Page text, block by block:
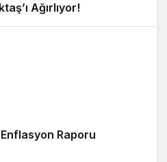
Ağırlıyor!
Raporu